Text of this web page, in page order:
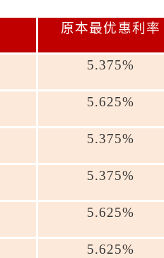
原本最优惠利率
5.375%
5.625%
5.375%
5.375%
5.625%
5.625%